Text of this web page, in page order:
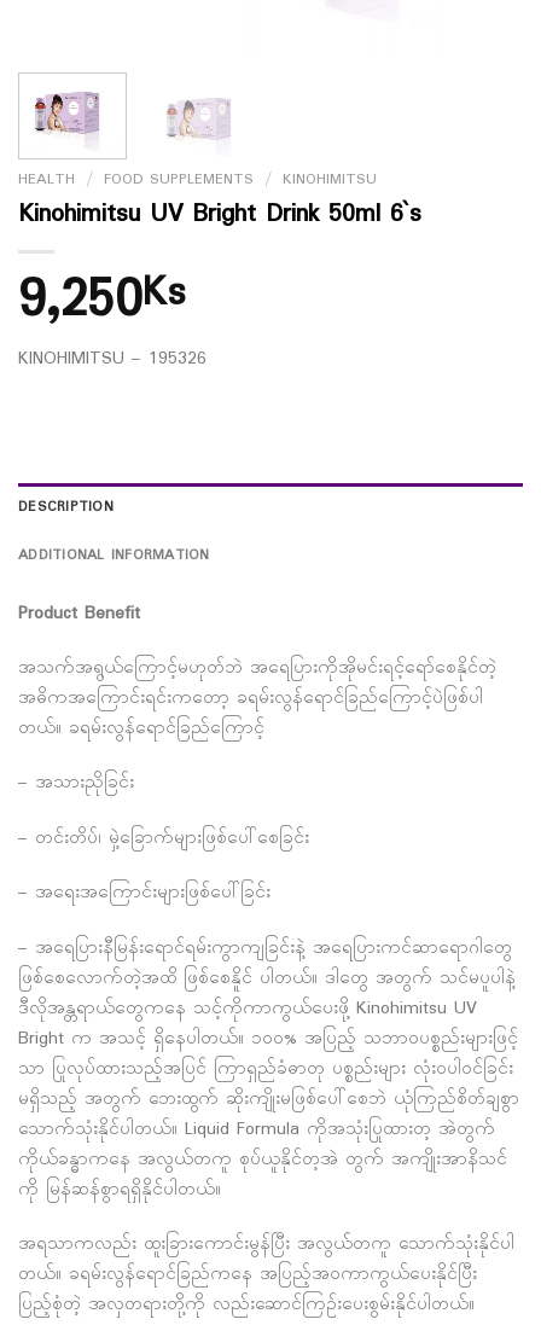
HEALTH / FOOD SUPPLEMENTS / KINOHIMITSU
Kinohimitsu UV Bright Drink 50ml 6`s
9,250Ks
KINOHIMITSU – 195326
DESCRIPTION
ADDITIONAL INFORMATION
Product Benefit
အသက်အရွယ်ကြောင့်မဟုတ်ဘဲ အရေပြားကိုအိုမင်းရင့်ရော်စေနိုင်တဲ့
အဓိကအကြောင်းရင်းကတော့ ခရမ်းလွန်ရောင်ခြည်ကြောင့်ပဲဖြစ်ပါ
တယ်။ ခရမ်းလွန်ရောင်ခြည်ကြောင့်
– အသားညိုခြင်း
– တင်းတိပ်၊ မှဲ့ခြောက်များဖြစ်ပေါ်စေခြင်း
– အရေးအကြောင်းများဖြစ်ပေါ်ခြင်း
– အရေပြားနီမြန်းရောင်ရမ်းကွာကျခြင်းနဲ့ အရေပြားကင်ဆာရောဂါတွေ
ဖြစ်စေလောက်တဲ့အထိ ဖြစ်စေနိူင် ပါတယ်။ ဒါတွေ အတွက် သင်မပူပါနဲ့
ဒီလိုအန္တရာယ်တွေကနေ သင့်ကိုကာကွယ်ပေးဖို့ Kinohimitsu UV
Bright က အသင့် ရှိနေပါတယ်။ ၁၀၀% အပြည့် သဘာဝပစ္စည်းများဖြင့်
သာ ပြုလုပ်ထားသည့်အပြင် ကြာရှည်ခံဓာတု ပစ္စည်းများ လုံးဝပါဝင်ခြင်း
မရှိသည့် အတွက် ဘေးထွက် ဆိုးကျိုးမဖြစ်ပေါ်စေဘဲ ယုံကြည်စိတ်ချစွာ
သောက်သုံးနိုင်ပါတယ်။ Liquid Formula ကိုအသုံးပြုထားတ့ အဲတွက်
ကိုယ်ခန္ဓာကနေ အလွယ်တကူ စုပ်ယူနိုင်တ့အဲ တွက် အကျိုးအာနိသင်
ကို မြန်ဆန်စွာရရှိနိုင်ပါတယ်။
အရသာကလည်း ထူးခြားကောင်းမွန်ပြီး အလွယ်တကူ သောက်သုံးနိုင်ပါ
တယ်။ ခရမ်းလွန်ရောင်ခြည်ကနေ အပြည့်အဝကာကွယ်ပေးနိုင်ပြီး
ပြည့်စုံတဲ့ အလှတရားတို့ကို လည်းဆောင်ကြဉ်းပေးစွမ်းနိုင်ပါတယ်။